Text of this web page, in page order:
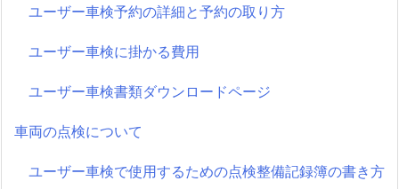
ユーザー車検予約の詳細と予約の取り方
ユーザー車検に掛かる費用
ユーザー車検書類ダウンロードページ
車両の点検について
ユーザー車検で使用するための点検整備記録簿の書き方